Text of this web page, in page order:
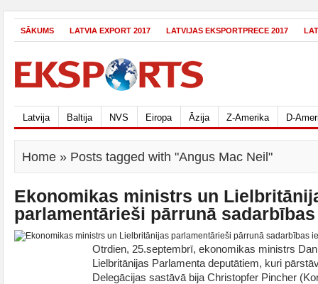
SĀKUMS LATVIA EXPORT 2017 LATVIJAS EKSPORTPRECE 2017
Latvija Baltija NVS Eiropa Āzija Z-Amerika D-
Home » Posts tagged with "Angus Mac Neil"
Ekonomikas ministrs un
parlamentārieši pārrunā
Otrdien, 25.septembrī, ekonomikas ministrs
Lielbritānijas Parlamenta deputātiem, kuri
Delegācijas sastāvā bija Christopfer Pincher